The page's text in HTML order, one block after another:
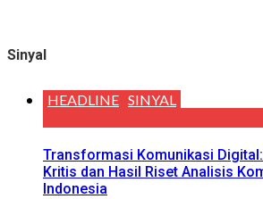
Sinyal
HEADLINE SINYAL
Transformasi Komunikasi
Kritis dan Hasil Riset Analisis
Indonesia